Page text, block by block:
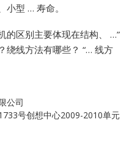
小型 … 寿命。
的区别主要体现在结构、 …”
绕线方法有哪些？ “… 线方
公司
号创想中心2009-2010单元